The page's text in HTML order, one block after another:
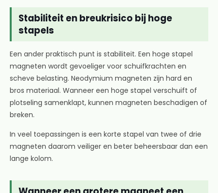
Stabiliteit en breukrisico bij hoge
stapels
Een ander praktisch punt is stabiliteit. Een hoge stapel
magneten wordt gevoeliger voor schuifkrachten en
scheve belasting. Neodymium magneten zijn hard en
bros materiaal. Wanneer een hoge stapel verschuift of
plotseling samenklapt, kunnen magneten beschadigen of
breken.
In veel toepassingen is een korte stapel van twee of drie
magneten daarom veiliger en beter beheersbaar dan een
lange kolom.